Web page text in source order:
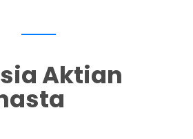
Aktian